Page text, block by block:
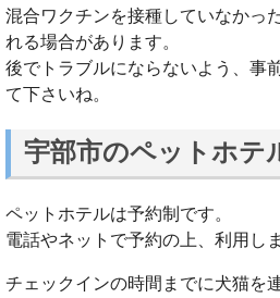
混合ワクチンを接種していなかっ
れる場合があります。
後でトラブルにならないよう、事
て下さいね。
宇部市のペットホテ
ペットホテルは予約制です。
電話やネットで予約の上、利用しま
チェックインの時間までに犬猫を